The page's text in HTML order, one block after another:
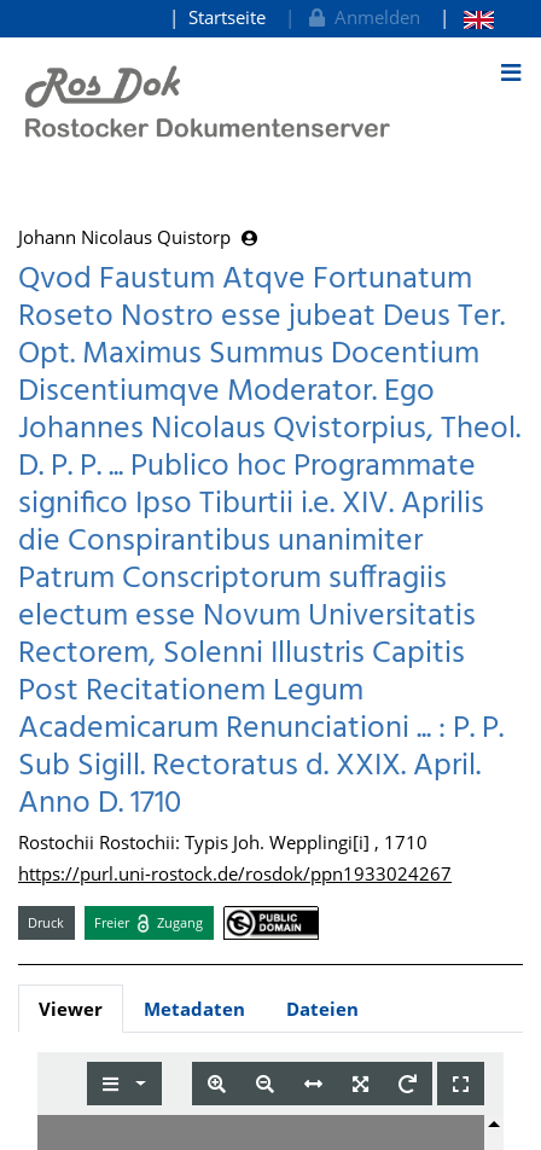
zum Inhalt
Startseite Anmelden
Johann Nicolaus Quistorp
Qvod Faustum Atqve Fortunatum
Roseto Nostro esse jubeat Deus Ter.
Opt. Maximus Summus Docentium
Discentiumqve Moderator. Ego
Johannes Nicolaus Qvistorpius, Theol.
D. P. P. ... Publico hoc Programmate
significo Ipso Tiburtii i.e. XIV. Aprilis
die Conspirantibus unanimiter
Patrum Conscriptorum suffragiis
electum esse Novum Universitatis
Rectorem, Solenni Illustris Capitis
Post Recitationem Legum
Academicarum Renunciationi ... : P. P.
Sub Sigill. Rectoratus d. XXIX. April.
Anno D. 1710
Rostochii Rostochii: Typis Joh. Wepplingi[i] , 1710
https://purl.uni-rostock.de/rosdok/ppn1933024267
Druck Freier Zugang
Viewer Metadaten Dateien